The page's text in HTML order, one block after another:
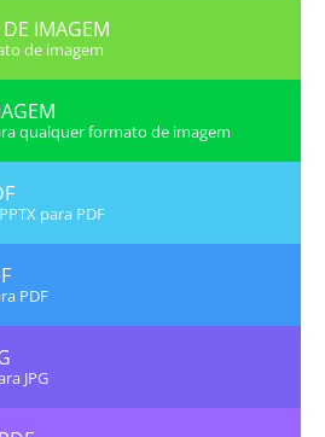
IMAGEM
de imagem
qualquer formato de imagem
para PDF
PDF
JPG